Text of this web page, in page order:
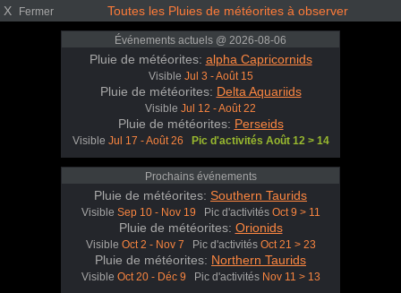
X Fermer Toutes les Pluies de météorites à observer
Événements actuels @ 2026-08-06
Pluie de météorites: alpha Capricornids
Visible Jul 3 - Août 15
Pluie de météorites: Delta Aquariids
Visible Jul 12 - Août 22
Pluie de météorites: Perseids
Visible Jul 17 - Août 26 Pic d'activités Août 12 > 14
Prochains événements
Pluie de météorites: Southern Taurids
Visible Sep 10 - Nov 19 Pic d'activités Oct 9 > 11
Pluie de météorites: Orionids
Visible Oct 2 - Nov 7 Pic d'activités Oct 21 > 23
Pluie de météorites: Northern Taurids
Visible Oct 20 - Déc 9 Pic d'activités Nov 11 > 13